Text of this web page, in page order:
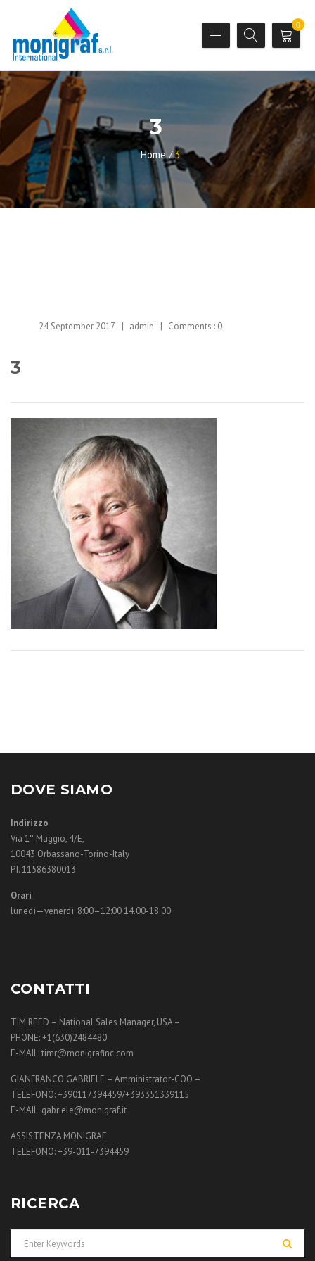
0
3
Home 3
24 September 2017 admin Comments : 0
3
DOVE SIAMO
Indirizzo
Via 1° Maggio, 4/E,
10043 Orbassano-Torino-Italy
P.I. 11586380013
Orari
lunedì—venerdì: 8:00–12:00 14.00-18.00
CONTATTI
TIM REED – National Sales Manager, USA –
PHONE: +1(630)2484480
E-MAIL: timr@monigrafinc.com
GIANFRANCO GABRIELE – Amministrator-COO –
TELEFONO: +390117394459/+393351339115
E-MAIL: gabriele@monigraf.it
ASSISTENZA MONIGRAF
TELEFONO: +39-011-7394459
RICERCA